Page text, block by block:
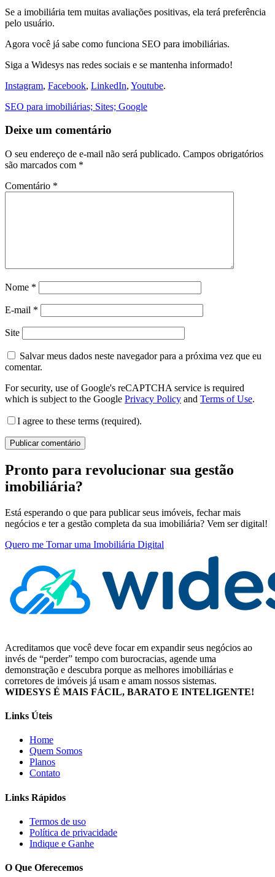
Se a imobiliária tem muitas avaliações positivas, ela terá preferência
pelo usuário.
Agora você já sabe como funciona SEO para imobiliárias.
Siga a Widesys nas redes sociais e se mantenha informado!
Instagram, Facebook, LinkedIn, Youtube.
SEO para imobiliárias; Sites; Google
Deixe um comentário
O seu endereço de e-mail não será publicado. Campos obrigatórios
são marcados com *
Comentário *
Nome *
E-mail *
Site
Salvar meus dados neste navegador para a próxima vez que eu
comentar.
For security, use of Google's reCAPTCHA service is required
which is subject to the Google Privacy Policy and Terms of Use.
I agree to these terms (required).
Pronto para revolucionar sua gestão
imobiliária?
Está esperando o que para publicar seus imóveis, fechar mais
negócios e ter a gestão completa da sua imobiliária? Vem ser digital!
Quero me Tornar uma Imobiliária Digital
Acreditamos que você deve focar em expandir seus negócios ao
invés de “perder” tempo com burocracias, agende uma
demonstração e descubra porque as melhores imobiliárias e
corretores de imóveis já usam e amam nossos sistemas.
WIDESYS É MAIS FÁCIL, BARATO E INTELIGENTE!
Links Úteis
Home
Quem Somos
Planos
Contato
Links Rápidos
Termos de uso
Política de privacidade
Indique e Ganhe
O Que Oferecemos